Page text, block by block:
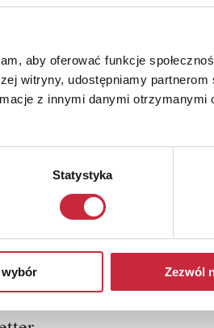
aby oferować funkcje
witryny, udostępniamy partnerom
z innymi danymi otrzymanymi
Statystyka
wybór Zezwól